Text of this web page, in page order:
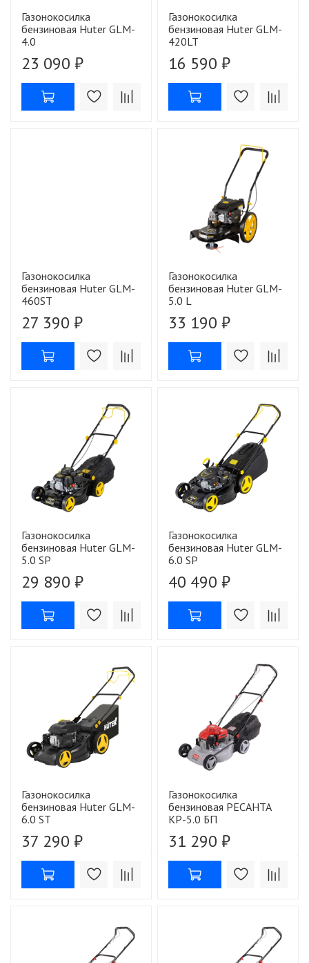
Газонокосилка
бензиновая Huter GLM-
4.0
23 090 ₽
Газонокосилка
бензиновая Huter GLM-
420LT
16 590 ₽
Газонокосилка
бензиновая Huter GLM-
460ST
27 390 ₽
Газонокосилка
бензиновая Huter GLM-
5.0 L
33 190 ₽
Газонокосилка
бензиновая Huter GLM-
5.0 SP
29 890 ₽
Газонокосилка
бензиновая Huter GLM-
6.0 SP
40 490 ₽
Газонокосилка
бензиновая Huter GLM-
6.0 ST
37 290 ₽
Газонокосилка
бензиновая РЕСАНТА
КР-5.0 БП
31 290 ₽